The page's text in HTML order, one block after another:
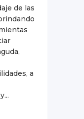
de las
a